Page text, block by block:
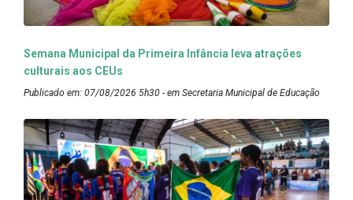
Semana Municipal da Primeira Infância leva atrações
culturais aos CEUs
Publicado em: 07/08/2026 5h30 - em Secretaria Municipal de Educação